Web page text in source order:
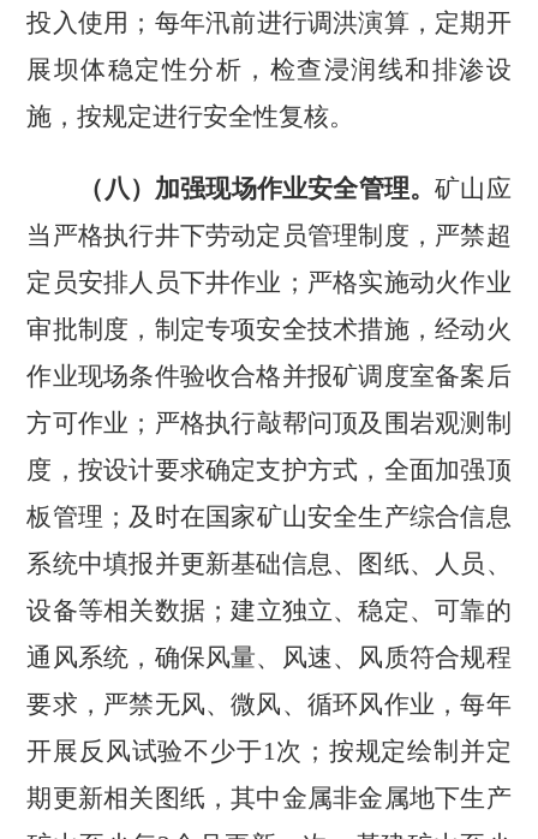
投入使用；每年汛前进行调洪演算，定期开
展坝体稳定性分析，检查浸润线和排渗设
施，按规定进行安全性复核。
（八）加强现场作业安全管理。矿山应
当严格执行井下劳动定员管理制度，严禁超
定员安排人员下井作业；严格实施动火作业
审批制度，制定专项安全技术措施，经动火
作业现场条件验收合格并报矿调度室备案后
方可作业；严格执行敲帮问顶及围岩观测制
度，按设计要求确定支护方式，全面加强顶
板管理；及时在国家矿山安全生产综合信息
系统中填报并更新基础信息、图纸、人员、
设备等相关数据；建立独立、稳定、可靠的
通风系统，确保风量、风速、风质符合规程
要求，严禁无风、微风、循环风作业，每年
开展反风试验不少于1次；按规定绘制并定
期更新相关图纸，其中金属非金属地下生产